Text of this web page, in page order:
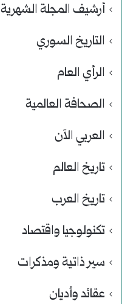
أرشيف المجلة الشهرية
التاريخ السوري
الرأي العام
الصحافة العالمية
العربي الآن
تاريخ العالم
تاريخ العرب
تكنولوجيا واقتصاد
سير ذاتية ومذكرات
عقائد وأديان